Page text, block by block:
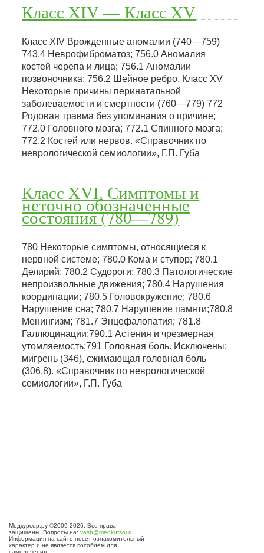
Класс XIV — Класс XV
Класс XIV Врожденные аномалии (740—759)
743.4 Неврофиброматоз; 756.0 Аномалия
костей черепа и лица; 756.1 Аномалии
позвоночника; 756.2 Шейное ребро. Класс XV
Некоторые причины перинатальной
заболеваемости и смертности (760—779) 772
Родовая травма без упоминания о причине;
772.0 Головного мозга; 772.1 Спинного мозга;
772.2 Костей или нервов. «Справочник по
неврологической семиологии», Г.П. Губа
Класс XVI. Симптомы и
неточно обозначенные
состояния (780—789)
780 Некоторые симптомы, относящиеся к
нервной системе; 780.0 Кома и ступор; 780.1
Делирий; 780.2 Судороги; 780.3 Патологические
непроизвольные движения; 780.4 Нарушения
координации; 780.5 Головокружение; 780.6
Нарушение сна; 780.7 Нарушение памяти;780.8
Менингизм; 781.7 Энцефалопатия; 781.8
Галлюцинации;790.1 Астения и чрезмерная
утомляемость;791 Головная боль. Исключены:
мигрень (346), сжимающая головная боль
(306.8). «Справочник по неврологической
семиологии», Г.П. Губа
Медкурсор.ру ©2009-2026. Все права
защищены. Вопросы на: vash@medkursor.ru
Информация на сайте несет ознакомительный
характер и не является пособием для
самолечения.